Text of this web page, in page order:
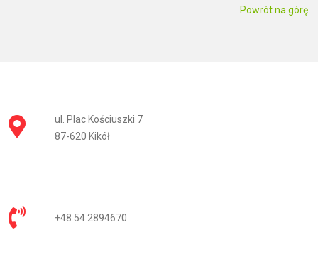
Powrót na górę
ul. Plac Kościuszki 7
87-620 Kikół
+48 54 2894670